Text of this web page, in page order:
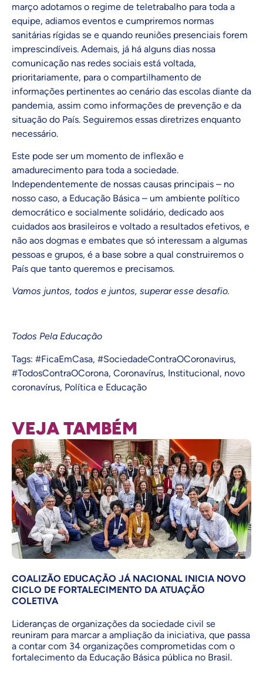
março adotamos o regime de teletrabalho para toda a
equipe, adiamos eventos e cumpriremos normas
sanitárias rígidas se e quando reuniões presenciais forem
imprescindíveis. Ademais, já há alguns dias nossa
comunicação nas redes sociais está voltada,
prioritariamente, para o compartilhamento de
informações pertinentes ao cenário das escolas diante da
pandemia, assim como informações de prevenção e da
situação do País. Seguiremos essas diretrizes enquanto
necessário.
Este pode ser um momento de inflexão e
amadurecimento para toda a sociedade.
Independentemente de nossas causas principais – no
nosso caso, a Educação Básica – um ambiente político
democrático e socialmente solidário, dedicado aos
cuidados aos brasileiros e voltado a resultados efetivos, e
não aos dogmas e embates que só interessam a algumas
pessoas e grupos, é a base sobre a qual construiremos o
País que tanto queremos e precisamos.
Vamos juntos, todos e juntos, superar esse desafio.
Todos Pela Educação
Tags: #FicaEmCasa, #SociedadeContraOCoronavirus,
#TodosContraOCorona, Coronavírus, Institucional, novo
coronavírus, Política e Educação
VEJA TAMBÉM
COALIZÃO EDUCAÇÃO JÁ NACIONAL INICIA NOVO
CICLO DE FORTALECIMENTO DA ATUAÇÃO
COLETIVA
Lideranças de organizações da sociedade civil se
reuniram para marcar a ampliação da iniciativa, que passa
a contar com 34 organizações comprometidas com o
fortalecimento da Educação Básica pública no Brasil.